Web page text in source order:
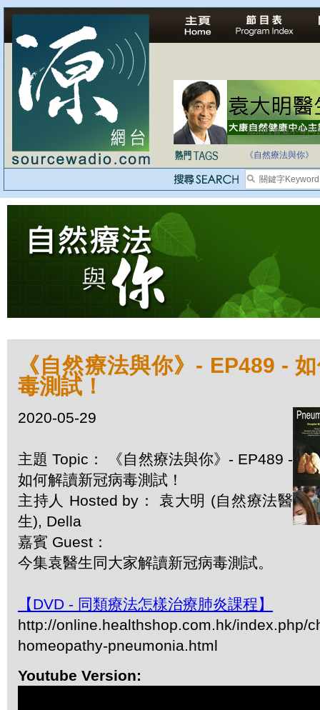
法治社會並不等同
《自然療法與你》
《自然療法與你》- EP489 -
毒測試！
2020-05-29
主題 Topic： 《自然療法與你》- EP489 -
如何解讀新冠病毒測試！
主持人 Hosted by： 袁大明 (自然療法醫
生), Della
嘉賓 Guest：
今集袁醫生同大家解讀新冠病毒測試。
【DVD - 同類療法怎樣治療肺炎課程】
http://online.healthshop.com.hk/index.php/
homeopathy-pneumonia.html
Youtube Version: